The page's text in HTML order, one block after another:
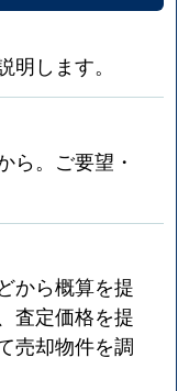
します。
ら。ご要望・
から概算を提
査定価格を提
売却物件を調